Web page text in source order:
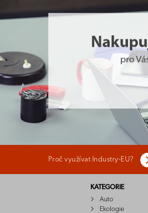
Proč využívat Industry-EU?
KATEGORIE
Auto
Ekologie